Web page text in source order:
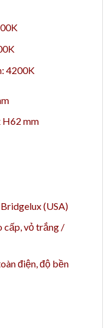
4200K
H62 mm
(USA)
cấp, vỏ trắng /
điện, độ bền